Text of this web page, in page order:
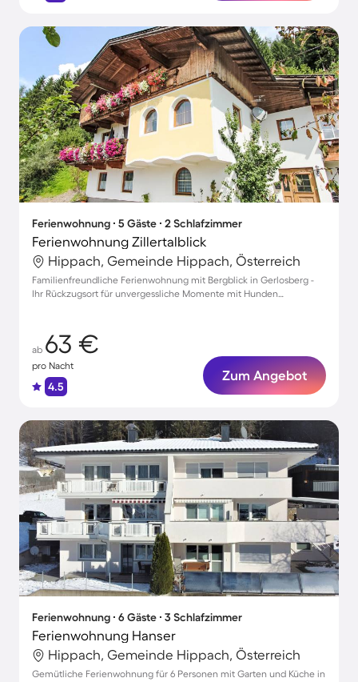
Ferienwohnung ∙ 5 Gäste ∙ 2 Schlafzimmer
Ferienwohnung Zillertalblick
Hippach, Gemeinde Hippach, Österreich
Familienfreundliche Ferienwohnung mit Bergblick in Gerlosberg -
Ihr Rückzugsort für unvergessliche Momente mit Hunden
ab 63 €
pro Nacht
4.5
Zum Angebot
Ferienwohnung ∙ 6 Gäste ∙ 3 Schlafzimmer
Ferienwohnung Hanser
Hippach, Gemeinde Hippach, Österreich
Gemütliche Ferienwohnung für 6 Personen mit Garten und Küche in